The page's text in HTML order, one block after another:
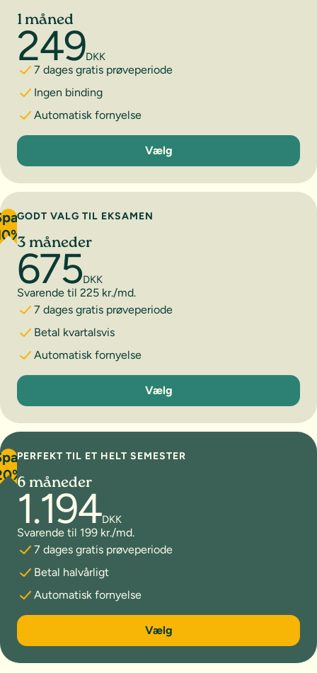
1 måned
249DKK
7 dages gratis prøveperiode
Ingen binding
Automatisk fornyelse
1 måned
Vælg
GODT VALG TIL EKSAMEN
3 måneder
675DKK
Svarende til 225 kr./md.
7 dages gratis prøveperiode
Betal kvartalsvis
Automatisk fornyelse
3 måneder
Vælg
PERFEKT TIL ET HELT SEMESTER
6 måneder
1.194DKK
Svarende til 199 kr./md.
7 dages gratis prøveperiode
Betal halvårligt
Automatisk fornyelse
6 måneder
Vælg